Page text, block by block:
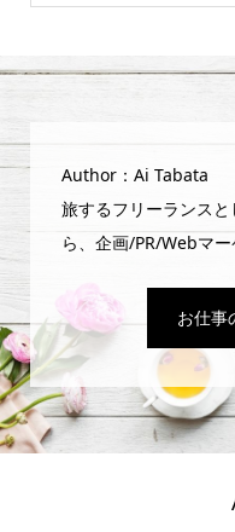
Author：Ai Tabata
旅するフリーランス
ら、企画/PR/Webマー
お仕事